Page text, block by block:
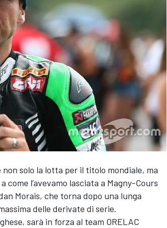
solo la lotta per il titolo mondiale, ma
l’avevamo lasciata a Magny-Cours
Morais, che torna dopo una lunga
delle derivate di serie.
sarà in forza al team ORELAC